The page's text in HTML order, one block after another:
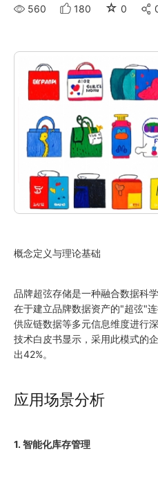
560 180 ☆ 0
概念定义与理论基础
品牌超弦存储是一种融合数据科
在于建立品牌数据资产的"超弦"
供应链数据等多元信息维度进行
技术白皮书显示，采用此模式的
出42%。
应用场景分析
1. 智能化库存管理